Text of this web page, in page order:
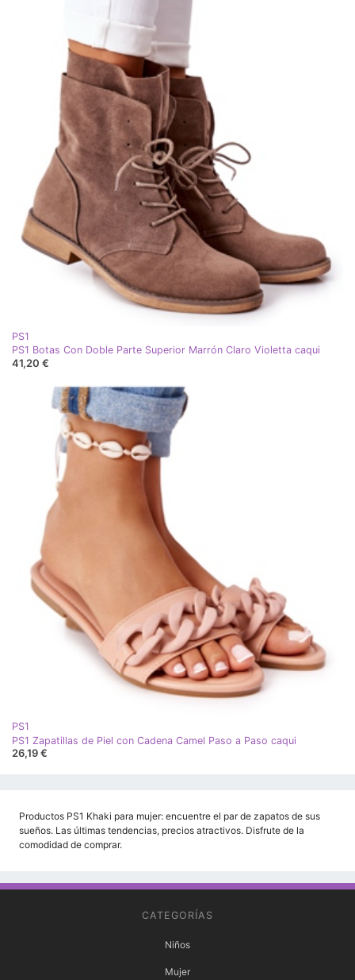
PS1
PS1 Botas Con Doble Parte Superior Marrón Claro Violetta caqui
41,20 €
PS1
PS1 Zapatillas de Piel con Cadena Camel Paso a Paso caqui
26,19 €
Productos PS1 Khaki para mujer: encuentre el par de zapatos de sus
sueños. Las últimas tendencias, precios atractivos. Disfrute de la
comodidad de comprar.
CATEGORÍAS
Niños
Mujer